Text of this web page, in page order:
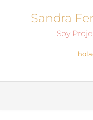
Sandra
Soy